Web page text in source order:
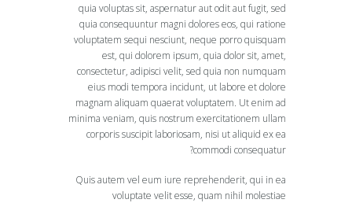
quia voluptas sit, aspernatur aut odit aut fugit, sed
quia consequuntur magni dolores eos, qui ratione
voluptatem sequi nesciunt, neque porro quisquam
est, qui dolorem ipsum, quia dolor sit, amet,
consectetur, adipisci velit, sed quia non numquam
eius modi tempora incidunt, ut labore et dolore
magnam aliquam quaerat voluptatem. Ut enim ad
minima veniam, quis nostrum exercitationem ullam
corporis suscipit laboriosam, nisi ut aliquid ex ea
commodi consequatur?
Quis autem vel eum iure reprehenderit, qui in ea
voluptate velit esse, quam nihil molestiae